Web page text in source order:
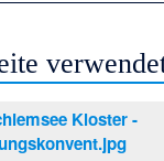
Kloster -